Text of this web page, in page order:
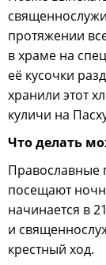
протяжении
в храме на
её кусочки
хранили этот
куличи на
Что делать
Православные
посещают
начинается в
и
крестный ход.